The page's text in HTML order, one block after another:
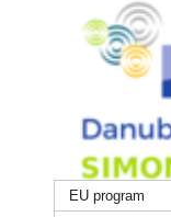
EU program